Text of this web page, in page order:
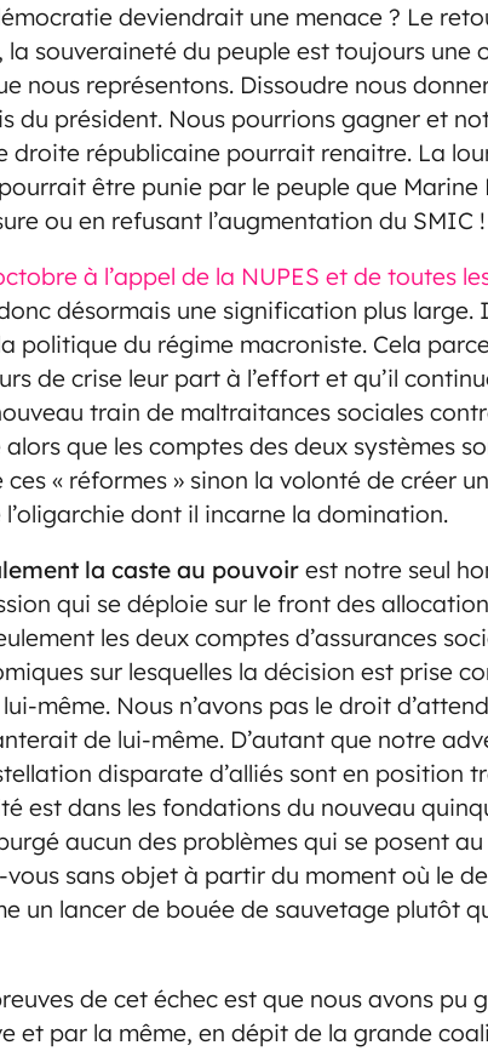
deviendrait une menace ? Le
la souveraineté du peuple est toujours
nous représentons. Dissoudre nous
du président. Nous pourrions gagner et
droite républicaine pourrait renaitre. La
être punie par le peuple que Marine
ou en refusant l’augmentation du SMIC !
à l’appel de la NUPES et de toutes
désormais une signification plus large.
politique du régime macroniste. Cela
de crise leur part à l’effort et qu’il
train de maltraitances sociales
que les comptes des deux systèmes
« réformes » sinon la volonté de créer
dont il incarne la domination.
la caste au pouvoir est notre seul
qui se déploie sur le front des
les deux comptes d’assurances
sur lesquelles la décision est prise
même. Nous n’avons pas le droit
de lui-même. D’autant que notre
disparate d’alliés sont en position
est dans les fondations du nouveau
aucun des problèmes qui se posent
vous sans objet à partir du moment où le
un lancer de bouée de sauvetage plutôt
de cet échec est que nous avons pu
et par la même, en dépit de la grande